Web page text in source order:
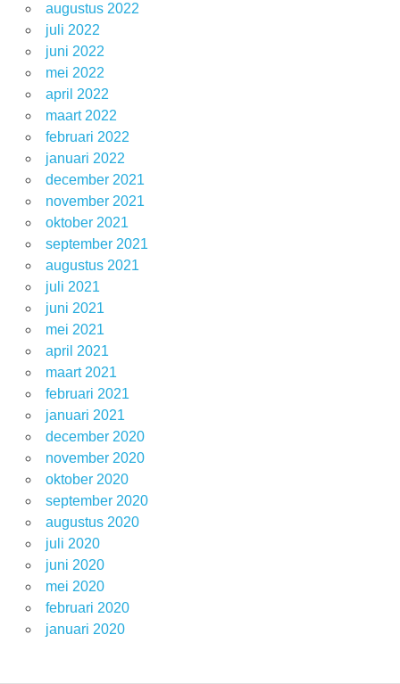
augustus 2022
juli 2022
juni 2022
mei 2022
april 2022
maart 2022
februari 2022
januari 2022
december 2021
november 2021
oktober 2021
september 2021
augustus 2021
juli 2021
juni 2021
mei 2021
april 2021
maart 2021
februari 2021
januari 2021
december 2020
november 2020
oktober 2020
september 2020
augustus 2020
juli 2020
juni 2020
mei 2020
februari 2020
januari 2020